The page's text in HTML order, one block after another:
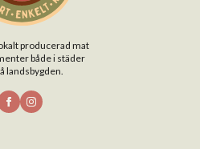
producerad mat
både i städer
landsbygden.